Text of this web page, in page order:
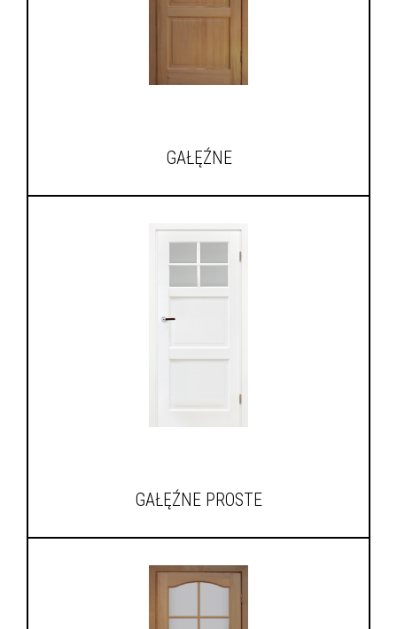
GAŁĘŹNE
GAŁĘŹNE PROSTE